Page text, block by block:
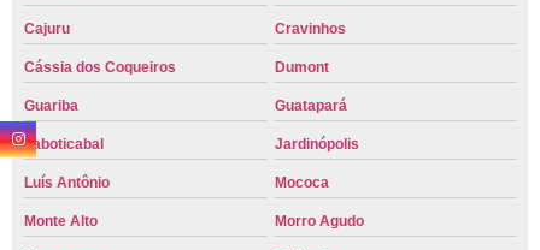
Cajuru Cravinhos
Cássia dos Coqueiros Dumont
Guariba Guatapará
Jaboticabal Jardinópolis
Luís Antônio Mococa
Monte Alto Morro Agudo